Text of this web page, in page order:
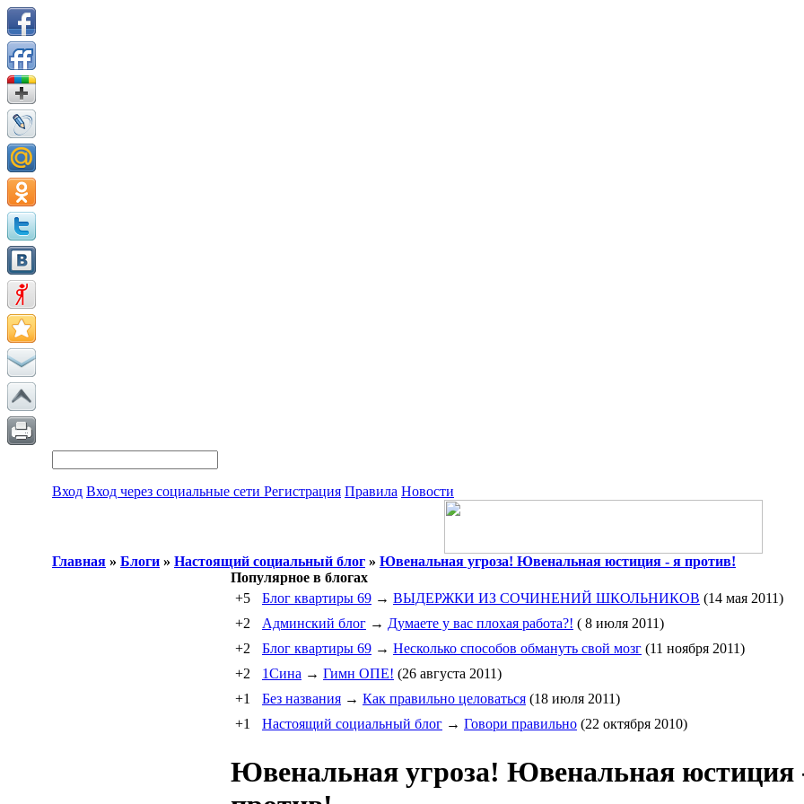
Вход Вход через социальные сети Регистрация Правила Новости
Главная » Блоги » Настоящий социальный блог » Ювенальная угроза! Ювенальная юстиция - я против!
Популярное в блогах
+5
Блог квартиры 69 → ВЫДЕРЖКИ ИЗ СОЧИНЕНИЙ ШКОЛЬНИКОВ (14 мая 2011)
+2
Админский блог → Думаете у вас плохая работа?! ( 8 июля 2011)
+2
Блог квартиры 69 → Несколько способов обмануть свой мозг (11 ноября 2011)
+2
1Cина → Гимн ОПЕ! (26 августа 2011)
+1
Без названия → Как правильно целоваться (18 июля 2011)
+1
Настоящий социальный блог → Говори правильно (22 октября 2010)
Ювенальная угроза! Ювенальная юстиция